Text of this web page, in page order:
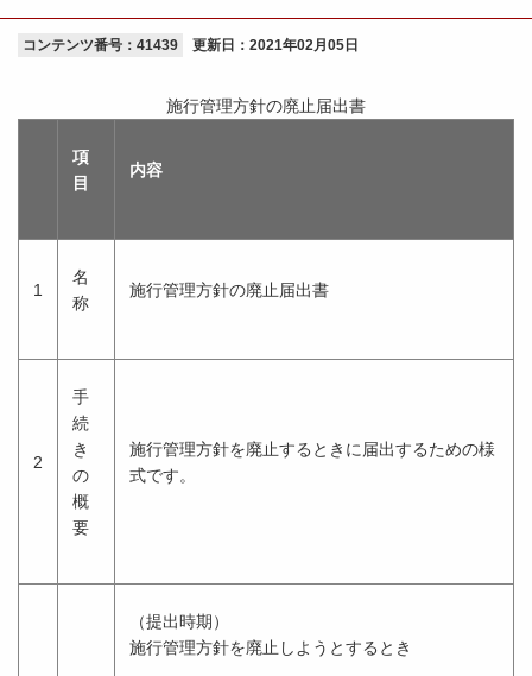
コンテンツ番号：41439 更新日： 2021年02月05日
項
目
内容
施行管理方針の廃止届出書
1
名
称
施行管理方針の廃止届出書
2
手
続
き
の
概
要
施行管理方針を廃止するときに届出するための様
式です。
（提出時期）
施行管理方針を廃止しようとするとき